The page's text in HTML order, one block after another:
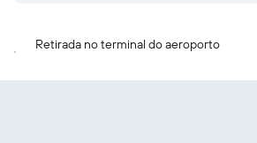
Retirada no terminal do aeroporto